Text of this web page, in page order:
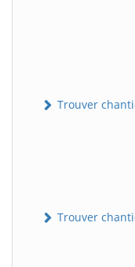
Trouver
Trouver